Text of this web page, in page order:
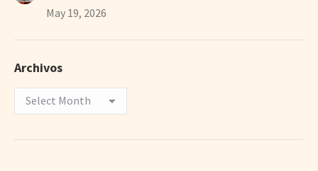
May 19, 2026
Archivos
Archivos